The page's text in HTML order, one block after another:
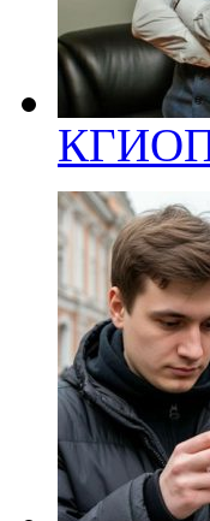
КГИОП